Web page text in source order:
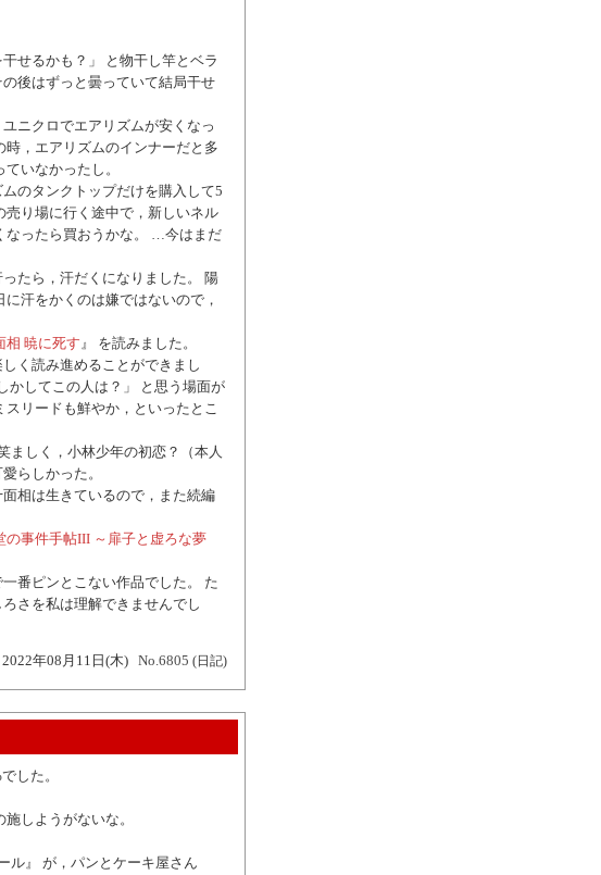
せるかも？」 と物干し竿とベラ
後はずっと曇っていて結局干せ
ニクロでエアリズムが安くなっ
，エアリズムのインナーだと多
いなかったし。
のタンクトップだけを購入して5
り場に行く途中で，新しいネル
なったら買おうかな。 …今はまだ
たら，汗だくになりました。 陽
汗をかくのは嫌ではないので，
相 暁に死す』 を読みました。
く読み進めることができまし
かしてこの人は？」 と思う場面が
リードも鮮やか，といったとこ
ましく，小林少年の初恋？（本人
らしかった。
相は生きているので，また続編
の事件手帖III ～扉子と虚ろな夢
番ピンとこない作品でした。 た
さを私は理解できませんでし
2022年08月11日(木) No.6805 (日記)
した。
しようがないな。
ル』 が，パンとケーキ屋さん